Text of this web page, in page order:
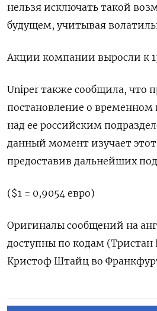
нельзя исключать такой
будущем, учитывая
Акции компании выросли к
Uniper также сообщила, что
постановление о
над ее российским
данный момент изучает
предоставив дальнейших
($1 = 0,9054 евро)
Оригиналы сообщений на
доступны по кодам (Тристан
Кристоф Штайц во